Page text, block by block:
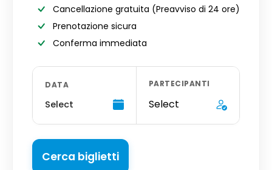
Cancellazione gratuita (Preavviso di 24 ore)
Prenotazione sicura
Conferma immediata
DATA
Select
PARTECIPANTI
Select
Cerca biglietti